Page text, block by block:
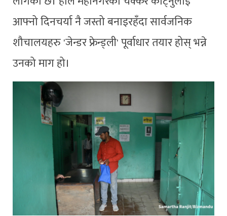
आफ्नो दिनचर्या नै जस्तो बनाइरहँदा सार्वजनिक
शौचालयहरु 'जेन्डर फ्रेन्ड्ली' पूर्वाधार तयार होस् भन्ने
उनको माग हो।